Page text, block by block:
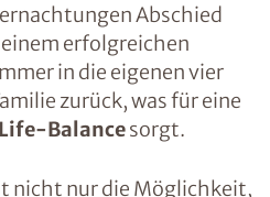
Abschied
erfolgreichen
in die eigenen vier
zurück, was für eine
Balancesorgt.
nicht nur die Möglichkeit,